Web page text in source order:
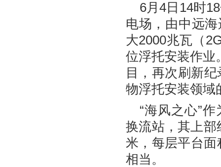
6月4日14时
电场，由中远
大2000兆瓦（
位浮托安装作业
目，再次刷新
物浮托安装领域
“海风之心”
换流站，其上部
米，每层平台
相当。